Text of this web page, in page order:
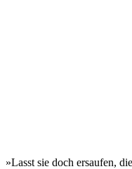
»Lasst sie doch ersaufen,